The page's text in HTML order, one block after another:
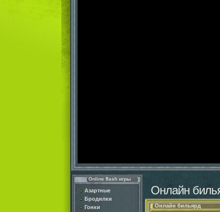
Online flash игры
Азартные
Бродилки
Гонки
Онлайн
Онлайн бильярд